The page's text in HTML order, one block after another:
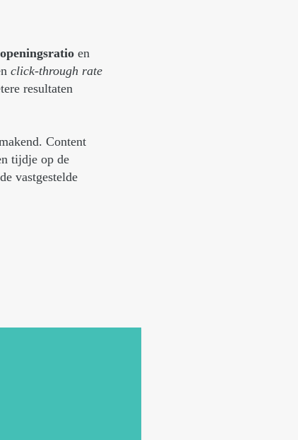
openingsratio en
click-through rate
resultaten
Content
tijdje op de
vastgestelde